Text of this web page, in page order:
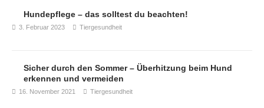
Hundepflege – das solltest du beachten!
3. Februar 2023 Tiergesundheit
Sicher durch den Sommer – Überhitzung beim Hund
erkennen und vermeiden
16. November 2021 Tiergesundheit